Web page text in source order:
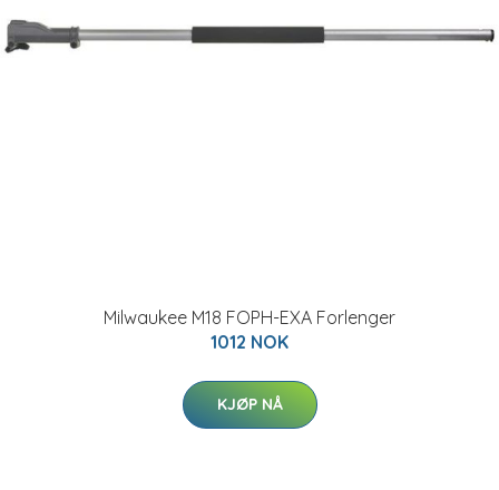
Milwaukee M18 FOPH-EXA Forlenger
1012 NOK
KJØP NÅ